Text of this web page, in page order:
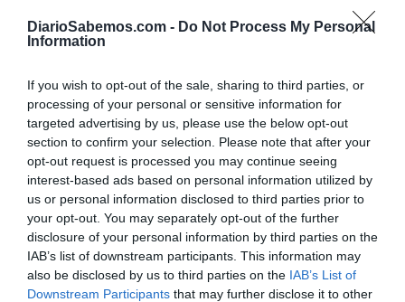
DiarioSabemos.com - Do Not Process My Personal
Information
If you wish to opt-out of the sale, sharing to third parties, or
processing of your personal or sensitive information for
targeted advertising by us, please use the below opt-out
section to confirm your selection. Please note that after your
opt-out request is processed you may continue seeing
interest-based ads based on personal information utilized by
us or personal information disclosed to third parties prior to
your opt-out. You may separately opt-out of the further
disclosure of your personal information by third parties on the
IAB’s list of downstream participants. This information may
also be disclosed by us to third parties on the IAB’s List of
Downstream Participants that may further disclose it to other
los pros, los contras y los trucos para
adaptarte al "nuevo" lugar de trabajo
BEA TALEGÓN10/03/2020
La respuesta a la actitud de los agentes de
Jusapol debería ser contundente
BEA TALEGÓN03/03/2020